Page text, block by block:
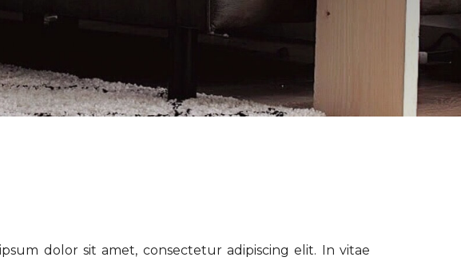
dolor sit amet, consectetur adipiscing elit. In vitae